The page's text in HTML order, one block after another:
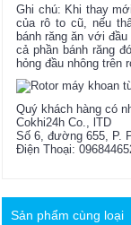
Ghi chú: Khi thay
của rô to cũ, nếu
bánh răng ăn với
cả phần bánh răng
hỏng đầu nhông trên
Quý khách hàng có
Cokhi24h Co., lTD
Số 6, đường 655, P.
Điện Thoại:
Sản phẩm cùng loại